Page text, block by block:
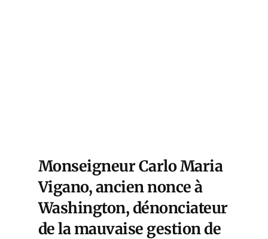
Monseigneur Carlo Maria
Vigano, ancien nonce à
Washington, dénonciateur
de la mauvaise gestion de